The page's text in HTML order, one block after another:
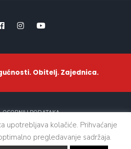
Obitelj. Zajednica.
OSOBNIH PODATAKA
© 2021 - Grad Belišće
upotrebljava kolačiće. Prihvaćanje
pregledavanje sadržaja.